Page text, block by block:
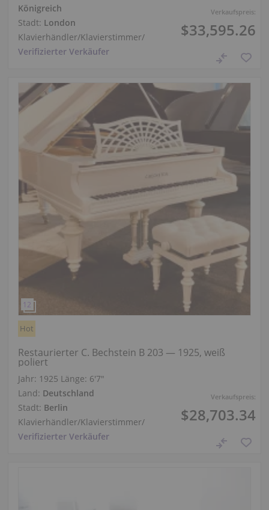
Verkaufspreis:
$33,595.26
Königreich
Stadt: London
Klavierhändler/Klavierstimmer/
Verifizierter Verkäufer
Verkaufspreis:
$28,703.34
Hot
Restaurierter C. Bechstein B 203 — 1925, weiß
poliert
Jahr: 1925 Länge: 6′7″
Land: Deutschland
Stadt: Berlin
Klavierhändler/Klavierstimmer/
Verifizierter Verkäufer